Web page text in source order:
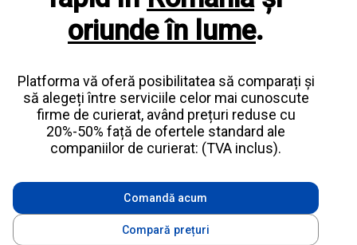
oriunde în lume.
Platforma vă oferă posibilitatea să comparați și
să alegeți între serviciile celor mai cunoscute
firme de curierat, având prețuri reduse cu
20%-50% față de ofertele standard ale
companiilor de curierat: (TVA inclus).
Comandă acum
Compară prețuri